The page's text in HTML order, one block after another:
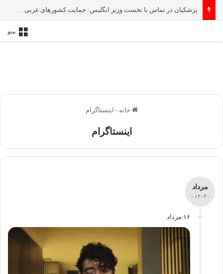
پزشکیان در تماس با نخست‌ وزیر انگلیس: حمایت کشور‌های غربی از رژیم صهیونیستی امنیت منطقه و جهان را به خطر انداخته است
منو
خانه - اینستاگرام
اینستاگرام
مرداد
- ۱۴۰۳ -
۱۶ مرداد